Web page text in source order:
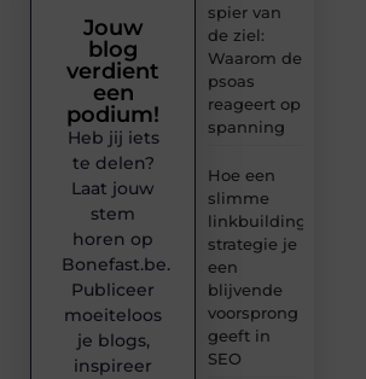
spier van
de ziel:
Waarom de
psoas
reageert op
spanning
Hoe een
slimme
linkbuilding
strategie je
een
blijvende
voorsprong
geeft in
SEO
Jouw
blog
verdient
een
podium!
Heb jij iets
te delen?
Laat jouw
stem
horen op
Bonefast.be.
Publiceer
moeiteloos
je blogs,
inspireer